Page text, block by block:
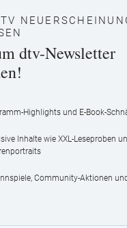
dtv-Newsletter
Highlights und E-Book-
Inhalte wie XXL-Leseproben
Community-Aktionen